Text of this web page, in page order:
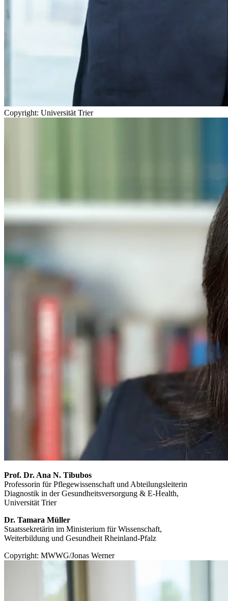
Copyright: Universität Trier
Prof. Dr. Ana N. Tibubos
Professorin für Pflegewissenschaft und Abteilungsleiterin
Diagnostik in der Gesundheitsversorgung & E-Health,
Universität Trier
Dr. Tamara Müller
Staatssekretärin im Ministerium für Wissenschaft,
Weiterbildung und Gesundheit Rheinland-Pfalz
Copyright: MWWG/Jonas Werner